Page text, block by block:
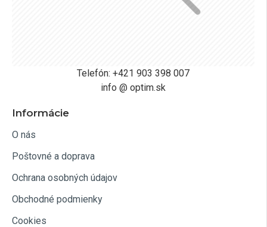
Telefón: +421 903 398 007
info @ optim.sk
Informácie
O nás
Poštovné a doprava
Ochrana osobných údajov
Obchodné podmienky
Cookies